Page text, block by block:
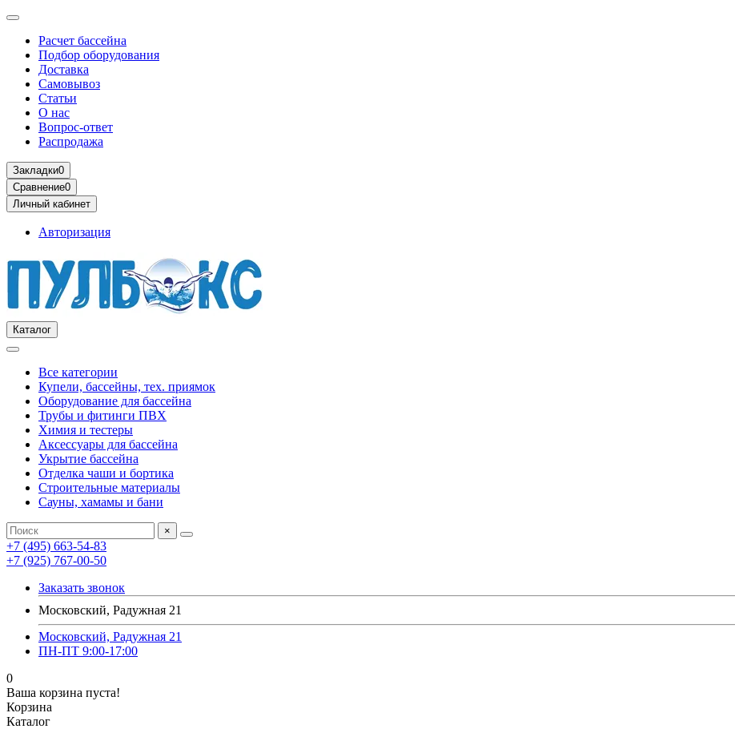
Расчет бассейна
Подбор оборудования
Доставка
Самовывоз
Статьи
О нас
Вопрос-ответ
Распродажа
Закладки0
Сравнение0
Личный кабинет
Авторизация
Каталог
Все категории
Купели, бассейны, тех. приямок
Оборудование для бассейна
Трубы и фитинги ПВХ
Химия и тестеры
Аксессуары для бассейна
Укрытие бассейна
Отделка чаши и бортика
Строительные материалы
Сауны, хамамы и бани
×
+7 (495) 663-54-83
+7 (925) 767-00-50
Заказать звонок
Московский, Радужная 21
Московский, Радужная 21
ПН-ПТ 9:00-17:00
0
Ваша корзина пуста!
Корзина
Каталог